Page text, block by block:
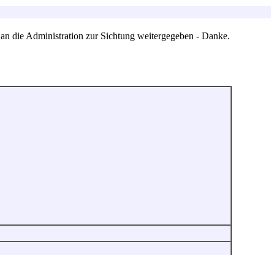
die Administration zur Sichtung weitergegeben - Danke.